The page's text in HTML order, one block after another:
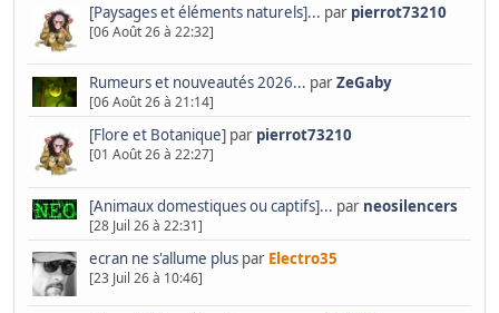
[Paysages et éléments naturels]... par pierrot73210
[06 Août 26 à 22:32]
Rumeurs et nouveautés 2026... parZeGaby
[06 Août 26 à 21:14]
[Flore et Botanique]par pierrot73210
[01 Août 26 à 22:27]
[Animaux domestiques ou captifs]... par neosilencers
[28 Juil 26 à 22:31]
ecran ne s'allume pluspar Electro35
[23 Juil 26 à 10:46]